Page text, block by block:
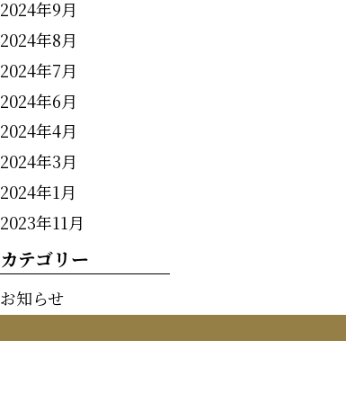
2024年9月
2024年8月
2024年7月
2024年6月
2024年4月
2024年3月
2024年1月
2023年11月
カテゴリー
お知らせ